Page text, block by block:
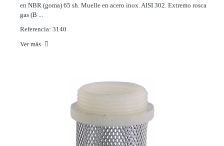
en NBR (goma) 65 sh. Muelle en acero inox. AISI 302. Extremo rosca
gas (B ...
Referencia: 3140
Ver más